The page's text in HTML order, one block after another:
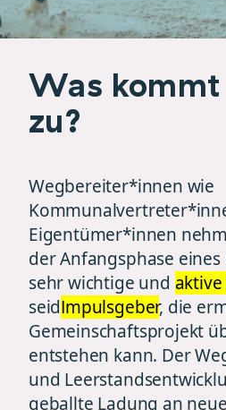
Was kommt
zu?
Wegbereiter*innen wie
Eigentümer*innen
der Anfangsphase
sehr wichtige und aktive
seidImpulsgeber, die
Gemeinschaftsprojekt
entstehen kann. Der
und
geballte Ladung an